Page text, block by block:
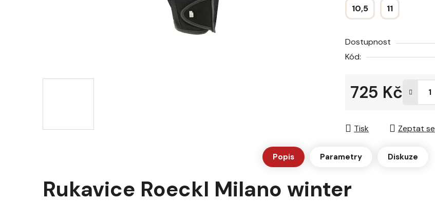
10,5 11
Dostupnost
Kód:
725 Kč
Tisk Zeptat se
Popis Parametry Diskuze
Rukavice Roeckl Milano winter